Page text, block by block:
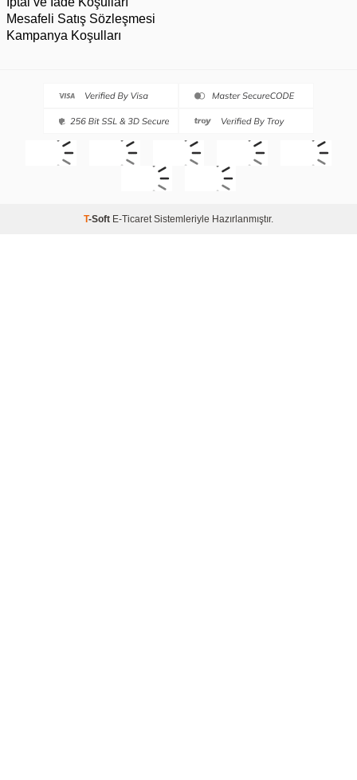
Mesafeli Satış Sözleşmesi
Kampanya Koşulları
T-Soft E-Ticaret Sistemleriyle Hazırlanmıştır.